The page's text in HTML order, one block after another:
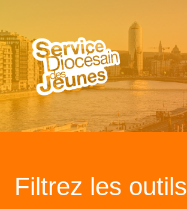
Filtrez les outils